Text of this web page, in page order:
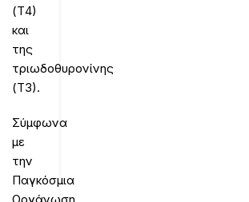
(Τ4)
και
της
τριωδοθυρονίνης
(Τ3).
Σύμφωνα
με
την
Παγκόσμια
Οργάνωση